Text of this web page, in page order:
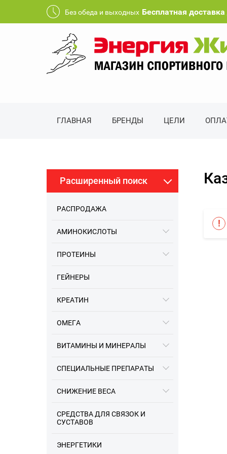
Без обеда и выходных Бесплатная
ГЛАВНАЯ БРЕНДЫ ЦЕЛИ
Расширенный поиск
РАСПРОДАЖА
АМИНОКИСЛОТЫ
ПРОТЕИНЫ
ГЕЙНЕРЫ
КРЕАТИН
ОМЕГА
ВИТАМИНЫ И МИНЕРАЛЫ
СПЕЦИАЛЬНЫЕ ПРЕПАРАТЫ
СНИЖЕНИЕ ВЕСА
СРЕДСТВА ДЛЯ СВЯЗОК И
СУСТАВОВ
ЭНЕРГЕТИКИ
Информация про разные